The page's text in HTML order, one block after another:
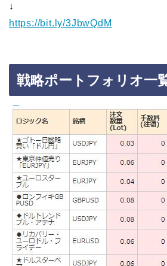
↓
https://bit.ly/3JbwQdM
戦略ポートフォリオ一